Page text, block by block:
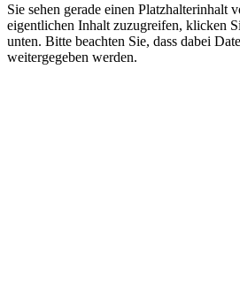
Sie sehen gerade einen Platzhalterinhalt
eigentlichen Inhalt zuzugreifen, klicken
unten. Bitte beachten Sie, dass dabei
weitergegeben werden.